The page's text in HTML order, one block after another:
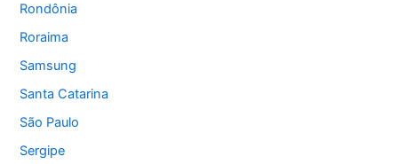
Rondônia
Roraima
Samsung
Santa Catarina
São Paulo
Sergipe